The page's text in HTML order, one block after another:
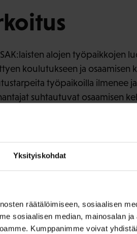
Yksityiskohdat
räätälöimiseen, sosiaalisen
sosiaalisen median, mainosalan ja
Kumppanimme voivat
alojen työpaikkojen
koulutukseen ja osaamisen
työpaikoilla ilmenee
suhtautuvat osaamisen
oppisopimuskoulutuksesta.